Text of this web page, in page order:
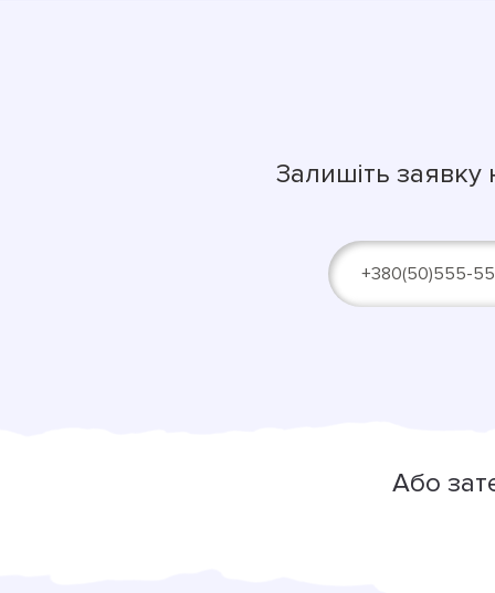
Залишіть заявку
Або